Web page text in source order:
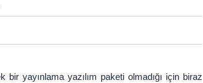
yayınlama yazılım paketi olmadığı için biraz